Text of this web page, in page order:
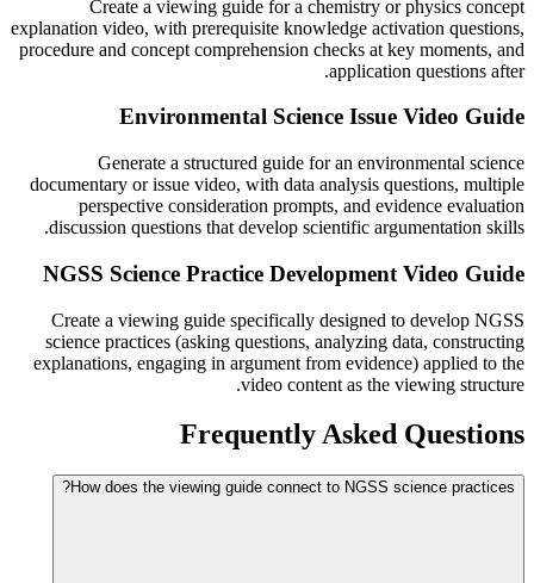
Create a viewing guide for a chemistry or physics concept
explanation video, with prerequisite knowledge activation questions,
procedure and concept comprehension checks at key moments, and
application questions after.
Environmental Science Issue Video Guide
Generate a structured guide for an environmental science
documentary or issue video, with data analysis questions, multiple
perspective consideration prompts, and evidence evaluation
discussion questions that develop scientific argumentation skills.
NGSS Science Practice Development Video Guide
Create a viewing guide specifically designed to develop NGSS
science practices (asking questions, analyzing data, constructing
explanations, engaging in argument from evidence) applied to the
video content as the viewing structure.
Frequently Asked Questions
How does the viewing guide connect to NGSS science practices?